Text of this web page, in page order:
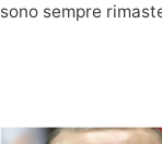
sono sempre